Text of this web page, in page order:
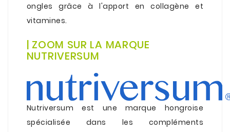
ongles grâce à l'apport en collagène et
vitamines.
| ZOOM SUR LA MARQUE
NUTRIVERSUM
Nutriversum est une marque hongroise
spécialisée dans les compléments